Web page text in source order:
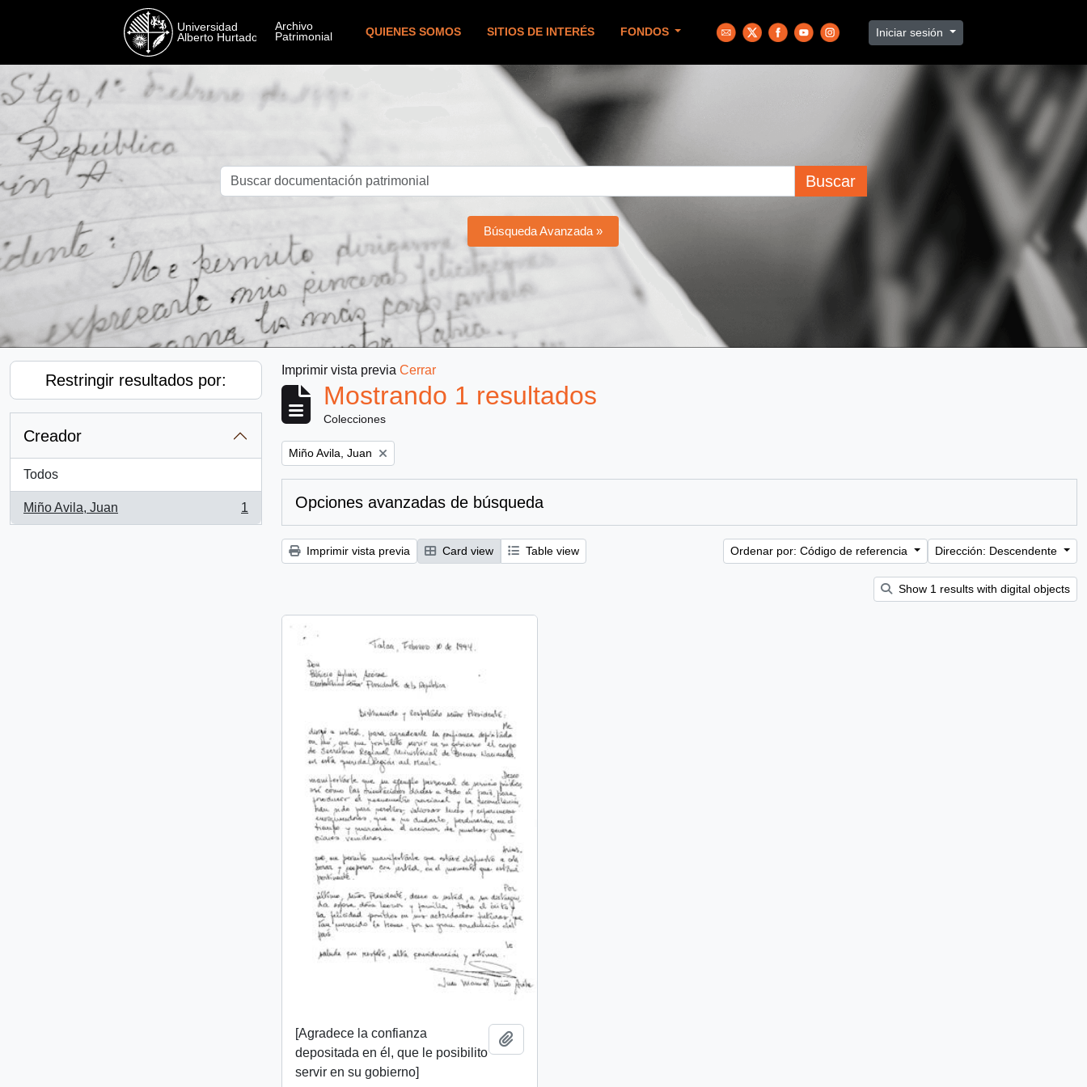
QUIENES SOMOS SITIOS DE INTERÉS FONDOS Iniciar sesión
Buscar
Búsqueda Avanzada »
Restringir resultados por:
Creador
Todos
Miño Avila, Juan
, 1 resultados
1
Imprimir vista previa Cerrar
Mostrando 1 resultados
Colecciones
Remove filter:
Miño Avila, Juan
Opciones avanzadas de búsqueda
Imprimir vista previa Card view Table view Ordenar por: Código de referencia Dirección: Descendente
Show 1 results with digital objects
[Agradece la confianza
depositada en él, que le posibilito
servir en su gobierno]